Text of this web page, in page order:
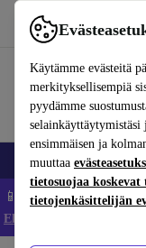
Käytämme evästeitä
merkityksellisempiä
pyydämme
selainkäyttäytymistäsi
ensimmäisen ja
muuttaa
tietosuojaa koskevat
tietojenkäsittelijän
Käytä refurbed-
Matkapuhelimet ja
📱 Säästä 5 % LISÄÄ
Ehdot ja säännöt